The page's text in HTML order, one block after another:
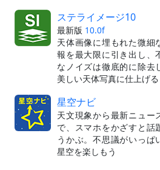
ステライメージ10
最新版 10.0f
天体画像に埋もれた微細
報を最大限に引き出し、
なノイズは徹底的に除去
美しい天体写真に仕上げる
星空ナビ
天文現象から最新ニュー
で、スマホをかざすと話
うかぶ。不思議がいっぱ
星空を楽しもう